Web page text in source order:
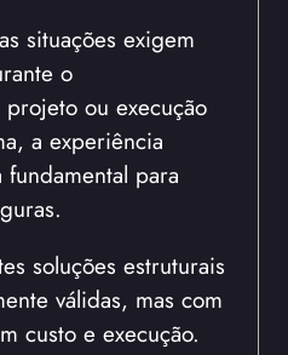
situações exigem
o
ou execução
a experiência
para
soluções estruturais
válidas, mas com
custo e execução.